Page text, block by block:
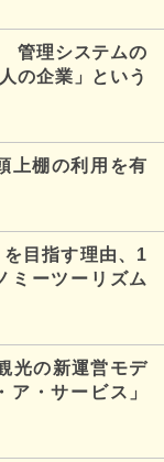
管理システムの
の企業」という
上棚の利用を有
目指す理由、1
ミーツーリズム
光の新運営モデ
・サービス」